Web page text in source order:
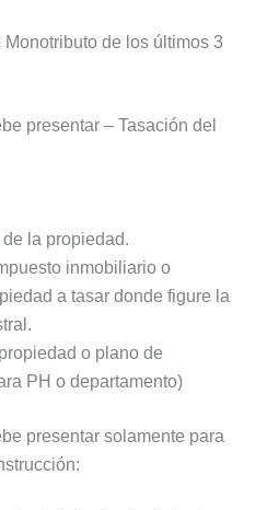
de los últimos 3
presentar – Tasación del
la propiedad.
inmobiliario o
a tasar donde figure la
o plano de
PH o departamento)
presentar solamente para